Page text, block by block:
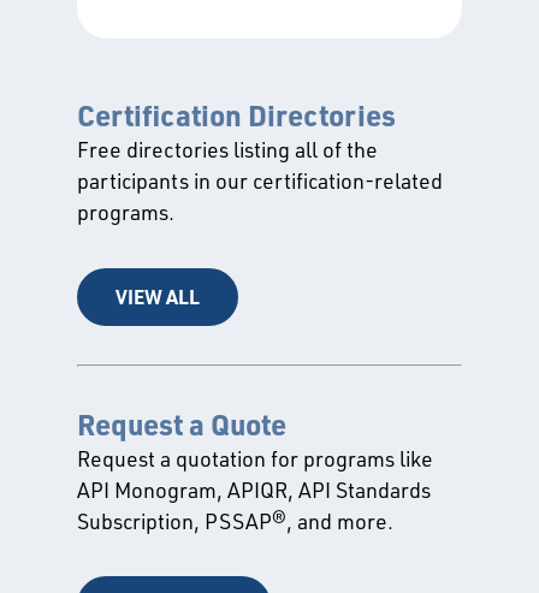
Certification Directories
Free directories listing all of the
participants in our certification-related
programs.
VIEW ALL
Request a Quote
Request a quotation for programs like
API Monogram, APIQR, API Standards
Subscription, PSSAP®, and more.